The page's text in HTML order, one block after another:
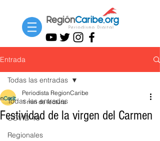
Entrada
Todas las entradas
COVID-19
Regionales
Todas las entradas
Festividad de la virgen del Carmen
Periodista RegionCaribe
1 min de lectura